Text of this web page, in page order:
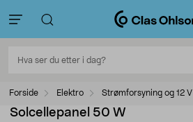
Forside Elektro Strømforsyning og 12 V
Solcellepanel 50 W